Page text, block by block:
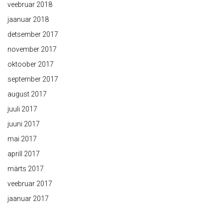
veebruar 2018
jaanuar 2018
detsember 2017
november 2017
oktoober 2017
september 2017
august 2017
juuli 2017
juuni 2017
mai 2017
aprill 2017
märts 2017
veebruar 2017
jaanuar 2017